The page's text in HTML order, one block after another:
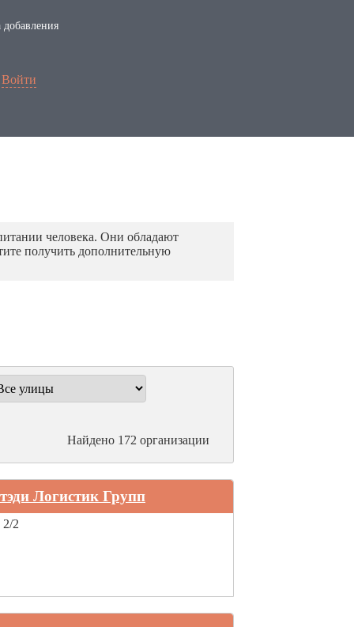
Войти
человека. Они обладают
получить дополнительную
Найдено 172 организации
Логистик Групп
2